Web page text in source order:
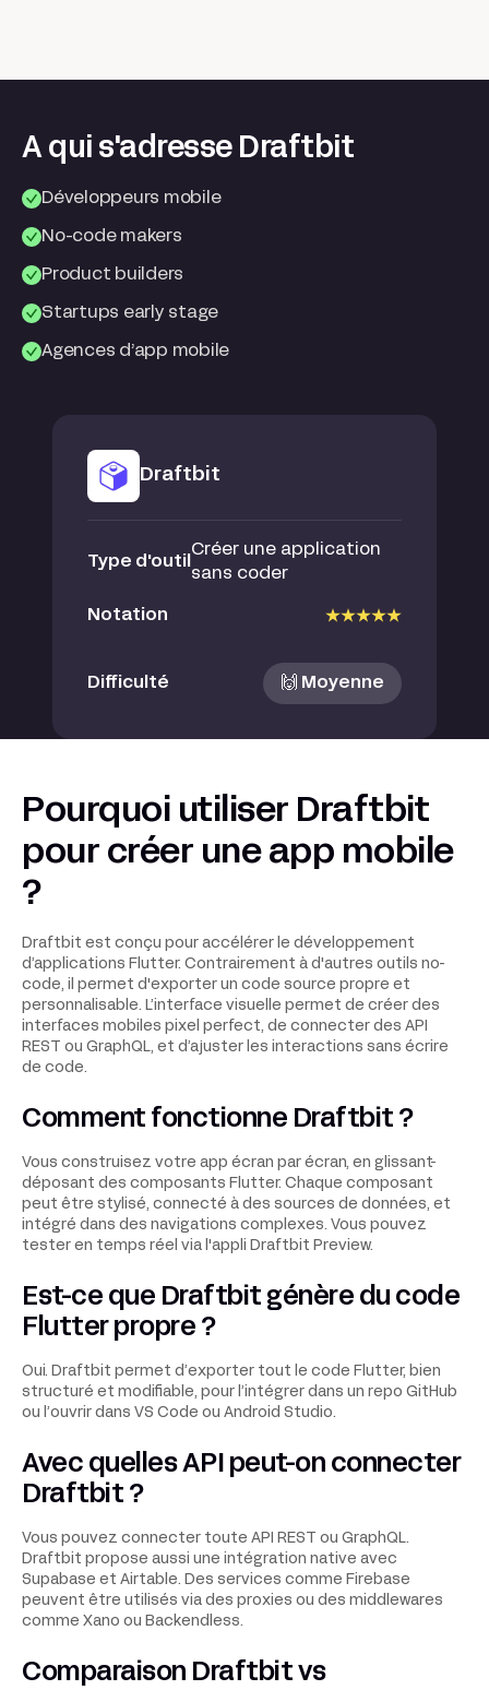
A qui s'adresse Draftbit
Développeurs mobile
No-code makers
Product builders
Startups early stage
Agences d’app mobile
Draftbit
Type d'outil
Créer une application
sans coder
Notation
Difficulté 🙌 Moyenne
Pourquoi utiliser Draftbit
pour créer une app mobile
?
Draftbit est conçu pour accélérer le développement
d’applications Flutter. Contrairement à d'autres outils no-
code, il permet d'exporter un code source propre et
personnalisable. L’interface visuelle permet de créer des
interfaces mobiles pixel perfect, de connecter des API
REST ou GraphQL, et d’ajuster les interactions sans écrire
de code.
Comment fonctionne Draftbit ?
Vous construisez votre app écran par écran, en glissant-
déposant des composants Flutter. Chaque composant
peut être stylisé, connecté à des sources de données, et
intégré dans des navigations complexes. Vous pouvez
tester en temps réel via l'appli Draftbit Preview.
Est-ce que Draftbit génère du code
Flutter propre ?
Oui. Draftbit permet d’exporter tout le code Flutter, bien
structuré et modifiable, pour l’intégrer dans un repo GitHub
ou l’ouvrir dans VS Code ou Android Studio.
Avec quelles API peut-on connecter
Draftbit ?
Vous pouvez connecter toute API REST ou GraphQL.
Draftbit propose aussi une intégration native avec
Supabase et Airtable. Des services comme Firebase
peuvent être utilisés via des proxies ou des middlewares
comme Xano ou Backendless.
Comparaison Draftbit vs